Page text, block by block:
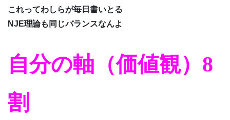
これってわしらが毎日書いとる
NJE理論も同じバランスなんよ
自分の軸（価値観）8
割